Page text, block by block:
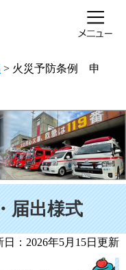
> 火災予防条例 申
届出様式
日：2026年5月15日更新